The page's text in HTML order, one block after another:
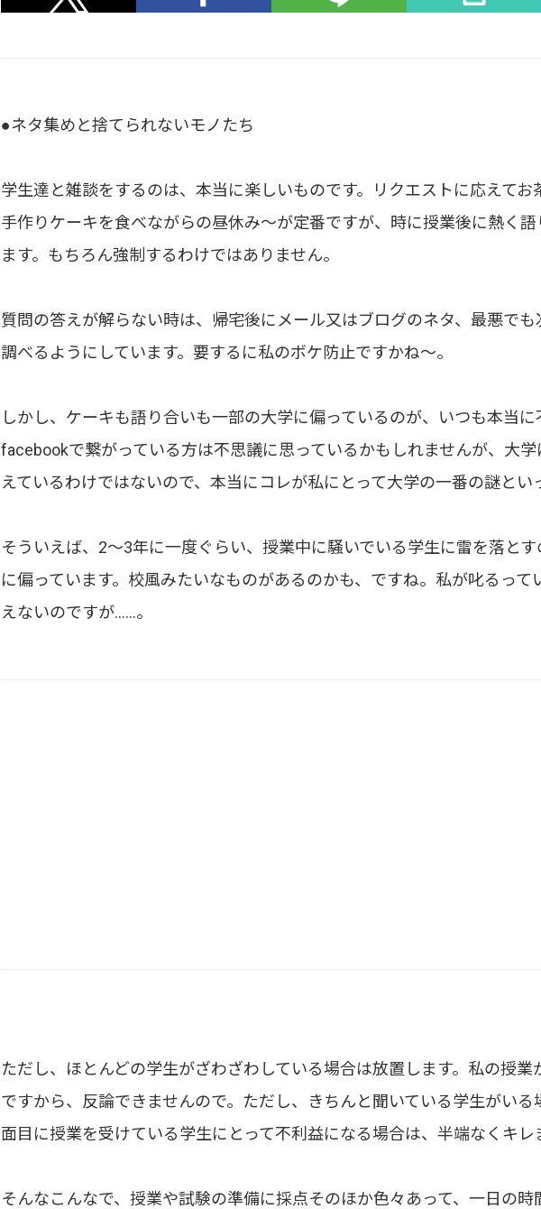
●ネタ集めと捨てられないモノたち
学生達と雑談をするのは、本当に楽しいものです。リクエストに応えてお
手作りケーキを食べながらの昼休み〜が定番ですが、時に授業後に熱く語
ます。もちろん強制するわけではありません。
質問の答えが解らない時は、帰宅後にメール又はブログのネタ、最悪でも
調べるようにしています。要するに私のボケ防止ですかね〜。
しかし、ケーキも語り合いも一部の大学に偏っているのが、いつも本当に
facebookで繋がっている方は不思議に思っているかもしれませんが、大学
えているわけではないので、本当にコレが私にとって大学の一番の謎とい
そういえば、2〜3年に一度ぐらい、授業中に騒いでいる学生に雷を落と
に偏っています。校風みたいなものがあるのかも、ですね。私が叱るって
えないのですが……。
ただし、ほとんどの学生がざわざわしている場合は放置します。私の授業
ですから、反論できませんので。ただし、きちんと聞いている学生がいる
面目に授業を受けている学生にとって不利益になる場合は、半端なくキレ
そんなこんなで、授業や試験の準備に採点そのほか色々あって、一日の時